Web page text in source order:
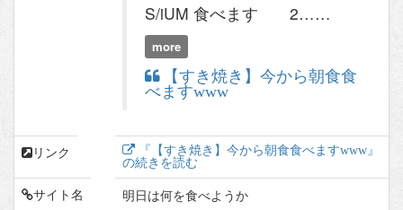
S/iUM 食べます 2……
more
【すき焼き】今から朝食食
べますwww
リンク
『【すき焼き】今から朝食食べますwww』
の続きを読む
サイト名 明日は何を食べようか